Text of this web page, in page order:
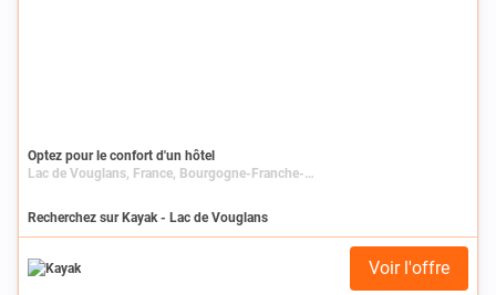
Optez pour le confort d'un hôtel
Lac de Vouglans, France, Bourgogne-Franche-Comté, Franche-Comté, Jura
Recherchez sur Kayak - Lac de Vouglans
Voir l'offre